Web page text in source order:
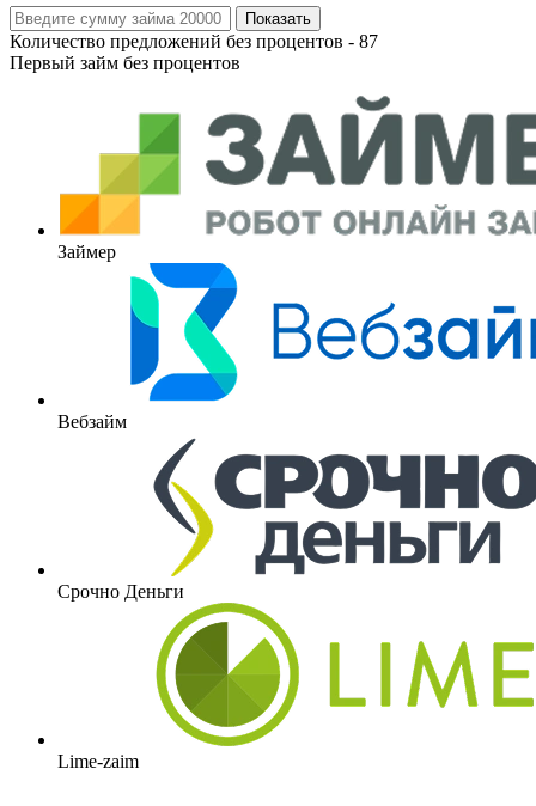
Показать
Количество предложений без процентов - 87
Первый займ без процентов
Займер
Вебзайм
Срочно Деньги
Lime-zaim